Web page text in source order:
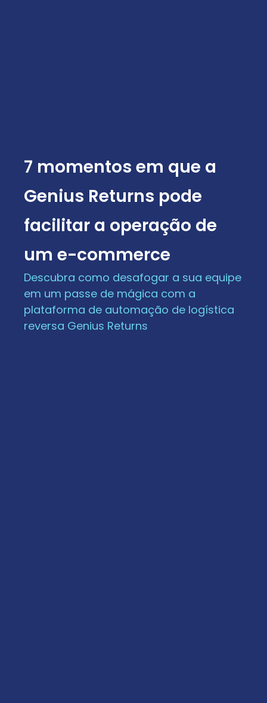
7 momentos em que a
Genius Returns pode
facilitar a operação de
um e-commerce
Descubra como desafogar a sua equipe
em um passe de mágica com a
plataforma de automação de logística
reversa Genius Returns